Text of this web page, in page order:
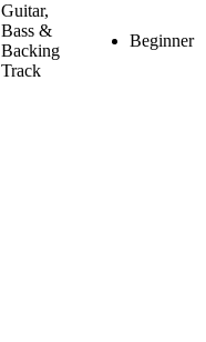
Guitar,
Bass &
Backing
Track
Beginner